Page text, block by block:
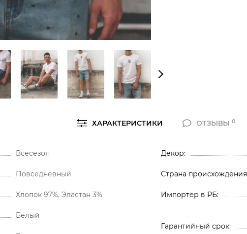
ХАРАКТЕРИСТИКИ ОТЗЫВЫ0
Всесезон
Повседневный
Хлопок 97%, Эластан 3%
Белый
Декор
Страна происхождения
Импортер в РБ
Гарантийный срок